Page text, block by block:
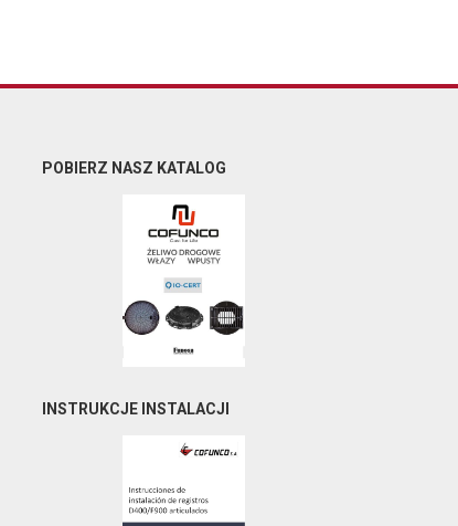
POBIERZ NASZ KATALOG
INSTRUKCJE INSTALACJI